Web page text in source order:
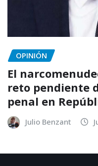
OPINIÓN
El
reto pendiente
penal en
Julio Benzant